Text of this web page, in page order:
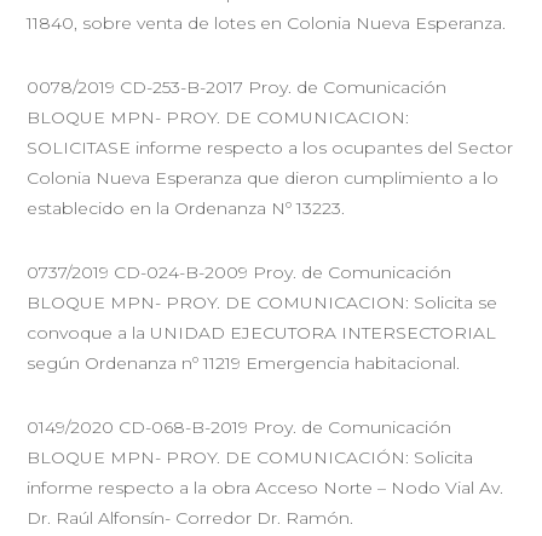
11840, sobre venta de lotes en Colonia Nueva Esperanza.
0078/2019 CD-253-B-2017 Proy. de Comunicación
BLOQUE MPN- PROY. DE COMUNICACION:
SOLICITASE informe respecto a los ocupantes del Sector
Colonia Nueva Esperanza que dieron cumplimiento a lo
establecido en la Ordenanza Nº 13223.
0737/2019 CD-024-B-2009 Proy. de Comunicación
BLOQUE MPN- PROY. DE COMUNICACION: Solicita se
convoque a la UNIDAD EJECUTORA INTERSECTORIAL
según Ordenanza nº 11219 Emergencia habitacional.
0149/2020 CD-068-B-2019 Proy. de Comunicación
BLOQUE MPN- PROY. DE COMUNICACIÓN: Solicita
informe respecto a la obra Acceso Norte – Nodo Vial Av.
Dr. Raúl Alfonsín- Corredor Dr. Ramón.